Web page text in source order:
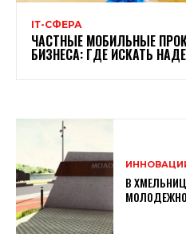
ІТ-СФЕРА
ЧАСТНЫЕ МОБИЛЬНЫЕ
БИЗНЕСА: ГДЕ ИСКАТЬ
В